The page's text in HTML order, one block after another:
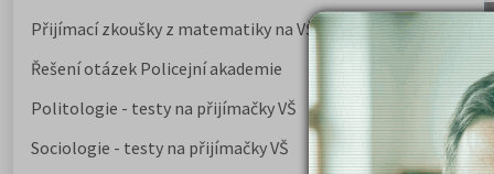
Přijímací zkoušky z matematiky na VŠE Praha
Řešení otázek Policejní akademie
Politologie - testy na přijímačky VŠ
Sociologie - testy na přijímačky VŠ